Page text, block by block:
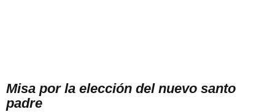
Misa por la elección del nuevo santo
padre